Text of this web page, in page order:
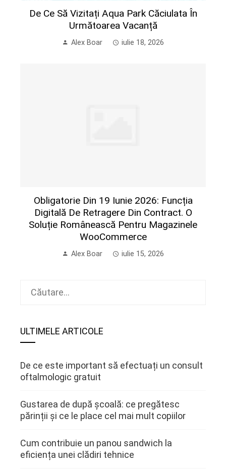
De Ce Să Vizitați Aqua Park Căciulata În
Următoarea Vacanță
Alex Boar iulie 18, 2026
Obligatorie Din 19 Iunie 2026: Funcția
Digitală De Retragere Din Contract. O
Soluție Românească Pentru Magazinele
WooCommerce
Alex Boar iulie 15, 2026
Caută
ULTIMELE ARTICOLE
De ce este important să efectuați un consult
oftalmologic gratuit
Gustarea de după școală: ce pregătesc
părinții și ce le place cel mai mult copiilor
Cum contribuie un panou sandwich la
eficiența unei clădiri tehnice